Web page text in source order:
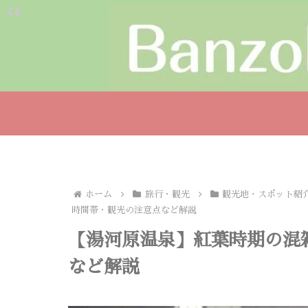
ホーム 旅行・観光
観光地・スポット紹
時間帯・観光の注意点など解説
【湯河原温泉】紅葉時期の
など解説